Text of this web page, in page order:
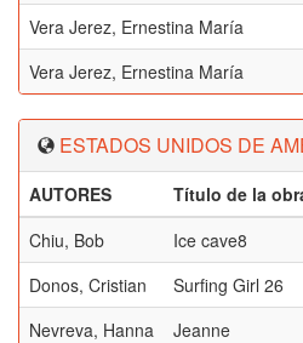
Vera Jerez, Ernestina María
Vera Jerez, Ernestina María
ESTADOS UNIDOS DE
AUTORES Título de la
Chiu, Bob
Ice cave8
Donos, Cristian
Surfing Girl 26
Nevreva, Hanna
Jeanne